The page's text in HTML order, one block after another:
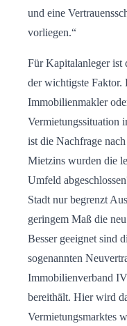
und eine
vorliegen.“
Für Kapitalanleger ist
der wichtigste Faktor.
Immobilienmakler
Vermietungssituation
ist die Nachfrage
Mietzins wurden die
Umfeld
Stadt nur begrenzt
geringem Maß die
Besser geeignet sind
sogenannten
Immobilienverband
bereithält. Hier wird
Vermietungsmarktes